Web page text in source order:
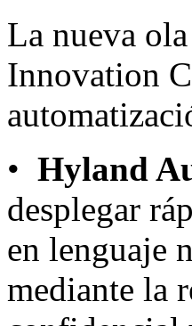
La nueva
Innovation
• Hyland
desplegar
en lenguaje
mediante la